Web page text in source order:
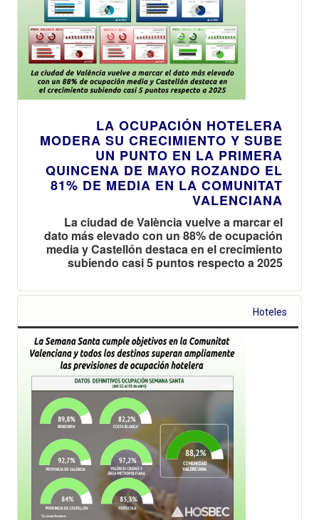
LA OCUPACIÓN HOTELERA
MODERA SU CRECIMIENTO Y SUBE
UN PUNTO EN LA PRIMERA
QUINCENA DE MAYO ROZANDO EL
81% DE MEDIA EN LA COMUNITAT
VALENCIANA
La ciudad de València vuelve a marcar el
dato más elevado con un 88% de ocupación
media y Castellón destaca en el crecimiento
subiendo casi 5 puntos respecto a 2025
Hoteles